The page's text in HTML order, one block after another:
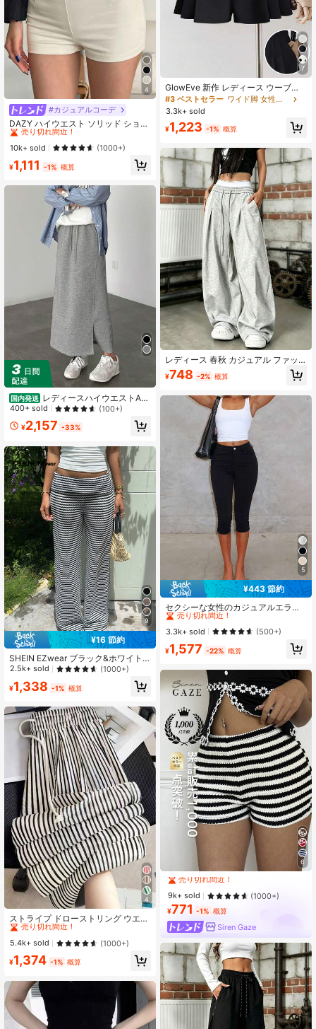
4
#カジュアルコーデ
DAZY ハイウエスト ソリッド ショー
ツ 秋
#2 ベストセラー
売り切れ間近！
#2 ベストセラー
売り切れ間近！
#2 ベストセラー
売り切れ間近！
#2 ベストセラー
ストレートレッグ 女性用ショーツ
売り切れ間近！
10k+ sold (1000+)
¥1,111 -1% 概算
国内発送 レディースハイウエストAラ
インカジュアルワンピース、フロン
ストレッチ素材の無地カジュアルワ
能、万能カジュアルウェア、季節に
合わせたファッション、快適な着心
地、スカート丈86-90CM
400+ sold (100+)
¥2,157 -33%
9
¥16 節約
SHEIN EZwear ブラック&ホワイト
ストライプ パッチワーク カジュアル
2.5k+ sold (1000+)
¥1,338 -1% 概算
4
ストライプ ドローストリング ウエス
ト パンツ ポケット付き、オフィス、
ビジネス、バケーション、カジュア
ル、デイリー、スクール、トラベル
に適しています、新作
#1 ベストセラー
に 祝日を カジュアルパンツ
売り切れ間近！
#1 ベストセラー
売り切れ間近！
#1 ベストセラー
売り切れ間近！
#1 ベストセラー
売り切れ間近！
5.4k+ sold (1000+)
¥1,374 -1% 概算
7
GlowEve 新作 レディース ウーブン
生地 プリーツ Aライン フロントジッ
プ バックウエスト伸縮性 スリミング
ミドルウエスト カジュアル快適エレ
ガントショーツ
#3 ベストセラー
ワイド脚 女性用ショーツ
3.3k+ sold
¥1,223 -1% 概算
レディース 春秋 カジュアル ファッ
ション アウトドア ストリートウェア
ミニマル カップルお揃い ロングパン
¥748 -2% 概算
5
¥443 節約
セクシーな女性のカジュアルエラス
ティックスキニースリムフィットカ
プリパンツ、スリミングブラック多
用途通勤カプリパンツ、Y2Kスタイ
ル、カプリパンツ、春夏
#1 ベストセラー
に エレガント 女性用ボトムス
売り切れ間近！
#1 ベストセラー
売り切れ間近！
#1 ベストセラー
売り切れ間近！
#1 ベストセラー
売り切れ間近！
3.3k+ sold (500+)
¥1,577 -22% 概算
6
#1 ベストセラー
売り切れ間近！
#1 ベストセラー
売り切れ間近！
#1 ベストセラー
売り切れ間近！
#1 ベストセラー
売り切れ間近！
9k+ sold (1000+)
¥771 -1% 概算
Siren Gaze